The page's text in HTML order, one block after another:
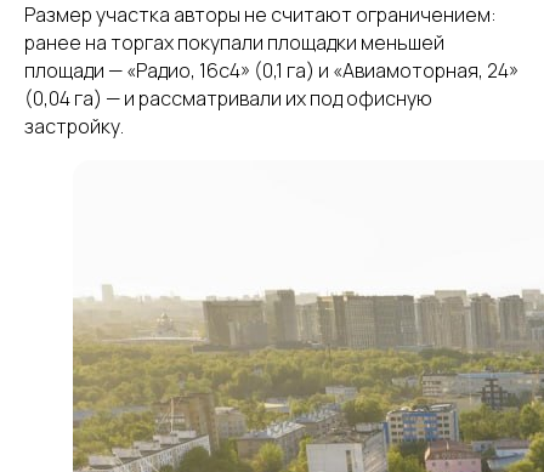
Размер участка авторы не считают ограничением:
ранее на торгах покупали площадки меньшей
площади — «Радио, 16с4» (0,1 га) и «Авиамоторная, 24»
(0,04 га) — и рассматривали их под офисную
застройку.